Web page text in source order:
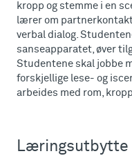
kropp og stemme i en
lærer om
verbal dialog.
sanseapparatet, øver
Studentene skal jobbe
forskjellige lese- og
arbeides med rom,
Læringsutbytte